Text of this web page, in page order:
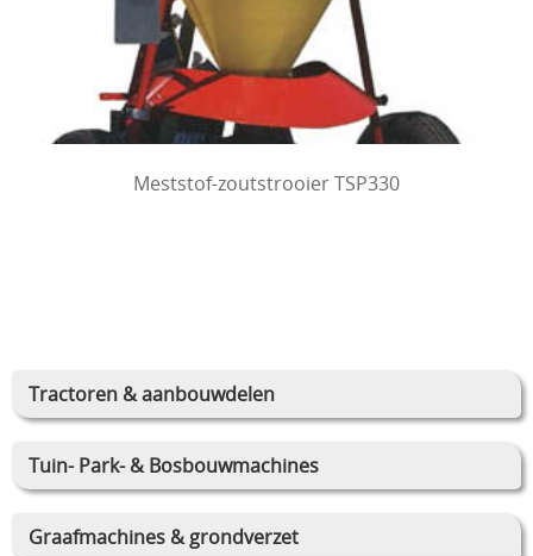
Tractoren & aanbouwdelen
Tuin- Park- & Bosbouwmachines
Graafmachines & grondverzet
Meststof-zoutstrooier TSP330